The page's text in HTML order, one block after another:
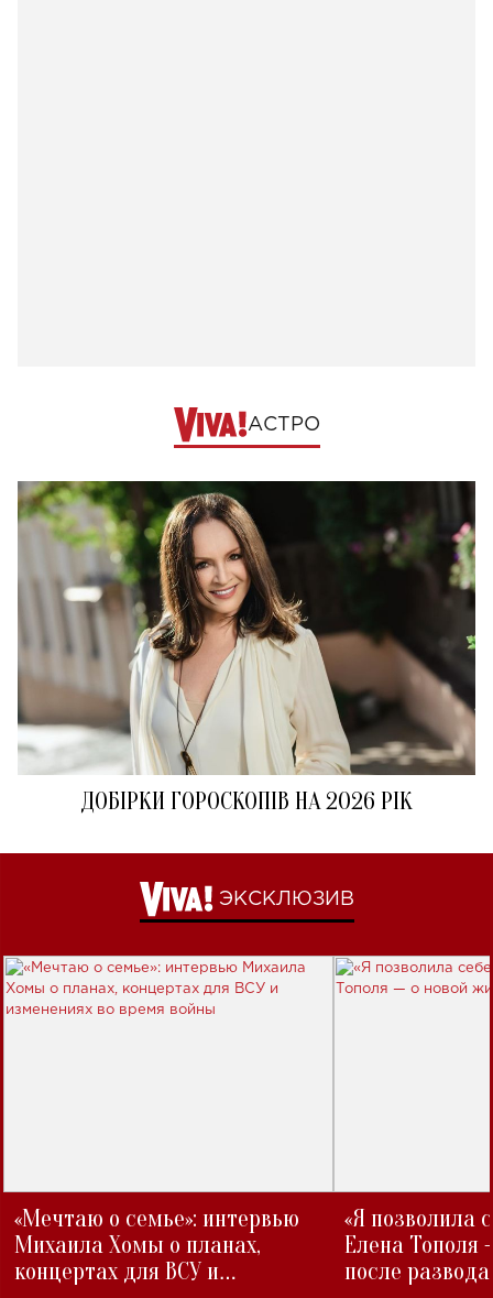
АСТРО
ДОБІРКИ ГОРОСКОПІВ НА 2026 РІК
ЭКСКЛЮЗИВ
«Мечтаю о семье»: интервью
Михаила Хомы о планах,
концертах для ВСУ и
«Я позволила
Елена Тополя
после развода